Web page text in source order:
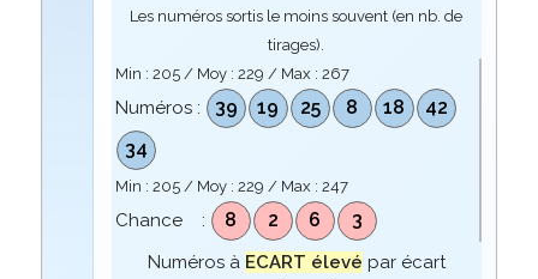
Les numéros sortis le moins souvent (en nb. de
tirages).
Min : 205/ Moy : 229 / Max : 267
Numéros : 39 19 25 8 18
42
34
Min : 205/ Moy : 229 / Max : 247
Chance : 8 2 6 3
Numéros à ECART élevé par écart